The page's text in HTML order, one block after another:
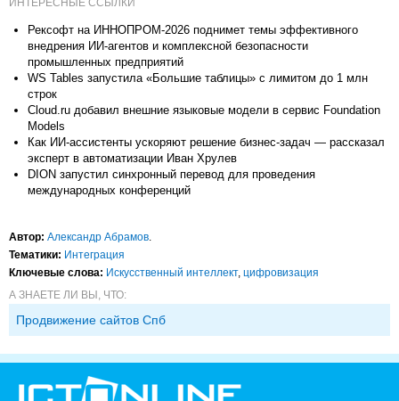
ИНТЕРЕСНЫЕ ССЫЛКИ
Рексофт на ИННОПРОМ-2026 поднимет темы эффективного
внедрения ИИ-агентов и комплексной безопасности
промышленных предприятий
WS Tables запустила «Большие таблицы» с лимитом до 1 млн
строк
Cloud.ru добавил внешние языковые модели в сервис Foundation
Models
Как ИИ-ассистенты ускоряют решение бизнес-задач — рассказал
эксперт в автоматизации Иван Хрулев
DION запустил синхронный перевод для проведения
международных конференций
Автор: Александр Абрамов.
Тематики: Интеграция
Ключевые слова: Искусственный интеллект, цифровизация
А ЗНАЕТЕ ЛИ ВЫ, ЧТО:
Продвижение сайтов Спб